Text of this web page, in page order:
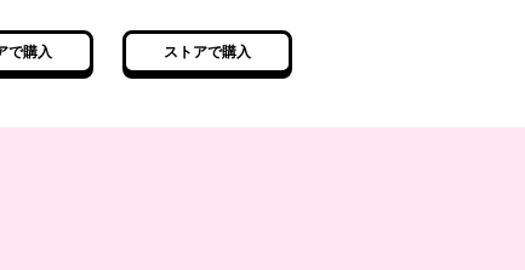
で購入 ストアで購入